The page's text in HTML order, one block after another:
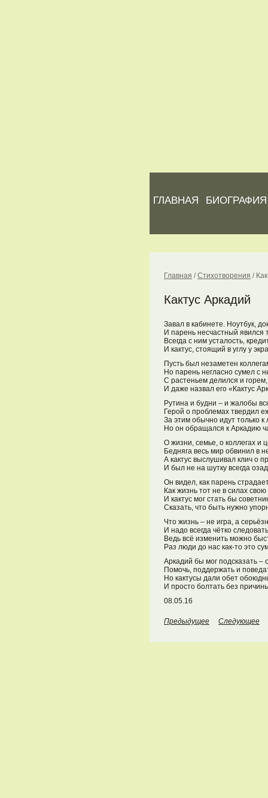
ГЛАВНАЯ БИОГРАФИЯ
Главная /Стихотворения /
Кактус Аркадий
Завал в кабинете. Ноутбук,
И парень несчастный явился
Всегда с ним усталость,
И кактус, стоящий в углу у
Пусть был незаметен
Но парень негласно сумел с
С растеньем делился и
И даже назвал его «Кактус
Рутина и будни – и жалобы
Герой о проблемах твердил
За этим обычно идут только
Но он обращался к Аркадию
О жизни, семье, о коллегах и
Бедняга весь мир обвинил в
А кактус выслушивал клич о
И был не на шутку всегда
Он видел, как парень
Как жизнь тот не в силах
И кактус мог стать бы
Сказать, что быть нужно
Что жизнь – не игра, а
И надо всегда чётко
Ведь всё изменить можно
Раз люди до нас как-то это
Аркадий бы мог подсказать
Помочь, поддержать и
Но кактусы дали обет
И просто болтать без
08.05.16
Предыдущее Следующее